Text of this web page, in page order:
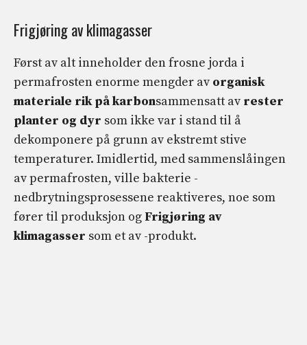
Frigjøring av klimagasser
Først av alt inneholder den frosne jorda i
permafrosten enorme mengder av organisk
materiale rik på karbonsammensatt av rester
planter og dyr som ikke var i stand til å
dekomponere på grunn av ekstremt stive
temperaturer. Imidlertid, med sammenslåingen
av permafrosten, ville bakterie -
nedbrytningsprosessene reaktiveres, noe som
fører til produksjon og Frigjøring av
klimagasser som et av -produkt.